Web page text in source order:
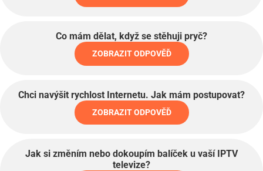
Co mám dělat, když se stěhuji pryč?
ZOBRAZIT ODPOVĚĎ
Chci navýšit rychlost Internetu. Jak mám postupovat?
ZOBRAZIT ODPOVĚĎ
Jak si změním nebo dokoupím balíček u vaší IPTV
televize?